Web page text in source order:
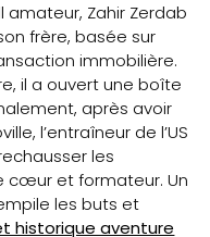
Zahir Zerdab
frère, basée sur
immobilière.
il a ouvert une boîte
après avoir
l’entraîneur de l’US
les
cœur et formateur. Un
les buts et
historique aventure